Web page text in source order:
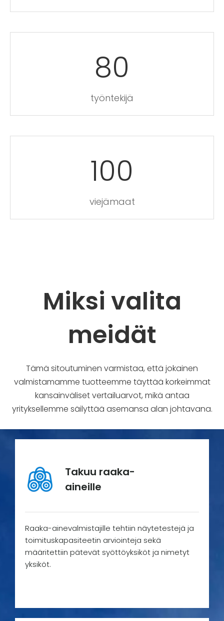
80
työntekijä
100
viejämaat​​​​​​​
Miksi valita
meidät
Tämä sitoutuminen varmistaa, että jokainen
valmistamamme tuotteemme täyttää korkeimmat
kansainväliset vertailuarvot, mikä antaa
yrityksellemme säilyttää asemansa alan johtavana.
Takuu raaka-
aineille
Raaka-ainevalmistajille tehtiin näytetestejä ja
toimituskapasiteetin arviointeja sekä
määritettiin pätevät syöttöyksiköt ja nimetyt
yksiköt.